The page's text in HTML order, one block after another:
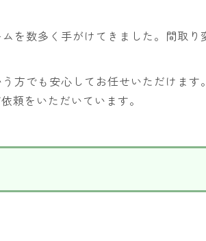
を数多く手がけてきました。間取り
方でも安心してお任せいただけます
頼をいただいています。